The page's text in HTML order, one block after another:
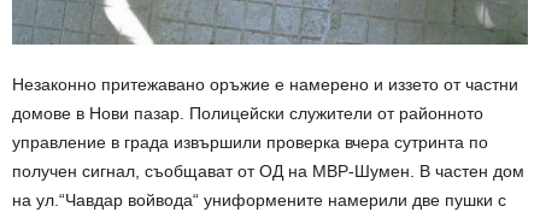
Незаконно притежавано оръжие е намерено и иззето от частни
домове в Нови пазар. Полицейски служители от районното
управление в града извършили проверка вчера сутринта по
получен сигнал, съобщават от ОД на МВР-Шумен. В частен дом
на ул.“Чавдар войвода“ униформените намерили две пушки с